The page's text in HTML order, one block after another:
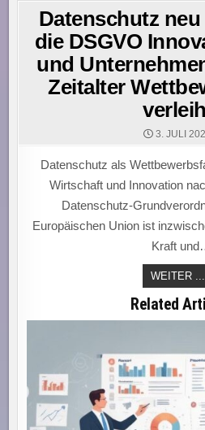
Datenschutz
die DSGVO
und
Zeitalter
3. JULI
Datenschutz als
Wirtschaft und Innovation
Datenschutz-
Europäischen Union ist
Kraft
WEITER ...
Related